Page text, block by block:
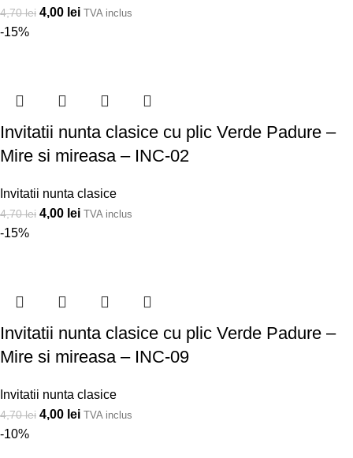
4,70lei 4,00 lei TVA inclus
-15%
Invitatii nunta clasice cu plic Verde Padure –
Mire si mireasa – INC-02
Invitatii nunta clasice
4,70lei 4,00 lei TVA inclus
-15%
Invitatii nunta clasice cu plic Verde Padure –
Mire si mireasa – INC-09
Invitatii nunta clasice
4,70lei 4,00 lei TVA inclus
-10%